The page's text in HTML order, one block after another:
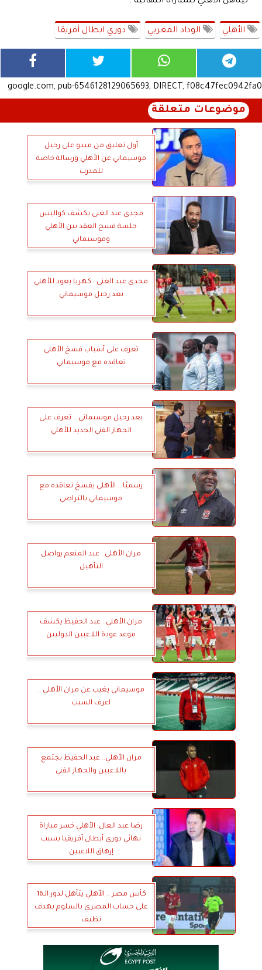
الأهلي الوداد المغربي دوري ابطال أفريقا
google.com, pub-6546128129065693, DIRECT, f08c47fec0942fa0
موضوعات متعلقة
أول تعليق من ميدو على رحيل
موسيماني عن الأهلي ورسالة خاصة
للمدرب
مجدى عبد الغنى يكشف كواليس
جلسة فسح العقد بين الأهلي
وموسيماني
مجدى عبد الغنى : كهربا يعود للأهلي
بعد رحيل موسيماني
تعرف على أسباب فسخ الأهلي
تعاقده مع موسيماني
بعد رحيل موسيماني .. تعرف على
الجهاز الفني الجديد للأهلي
رسميًا .. الأهلي يفسخ تعاقده مع
موسيماني بالتراضي
مران الأهلي.. عبد المنعم يواصل
التأهيل
مران الأهلي.. عبد الحفيظ يكشف
موعد عودة اللاعبين الدوليين
موسيماني يغيب عن مران الأهلي ..
اعرف السبب
مران الأهلي.. عبد الحفيظ يجتمع
باللاعبين والجهاز الفني
رضا عبد العال: الأهلي خسر مباراة
نهائي دوري أبطال أفريقيا بسبب
إرهاق اللاعبين
كأس مصر .. الأهلي يتأهل لدور الـ16
على حساب المصري بالسلوم بهدف
نظيف